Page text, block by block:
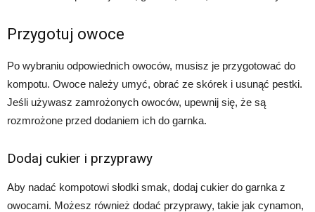
Przygotuj owoce
Po wybraniu odpowiednich owoców, musisz je przygotować do
kompotu. Owoce należy umyć, obrać ze skórek i usunąć pestki.
Jeśli używasz zamrożonych owoców, upewnij się, że są
rozmrożone przed dodaniem ich do garnka.
Dodaj cukier i przyprawy
Aby nadać kompotowi słodki smak, dodaj cukier do garnka z
owocami. Możesz również dodać przyprawy, takie jak cynamon,